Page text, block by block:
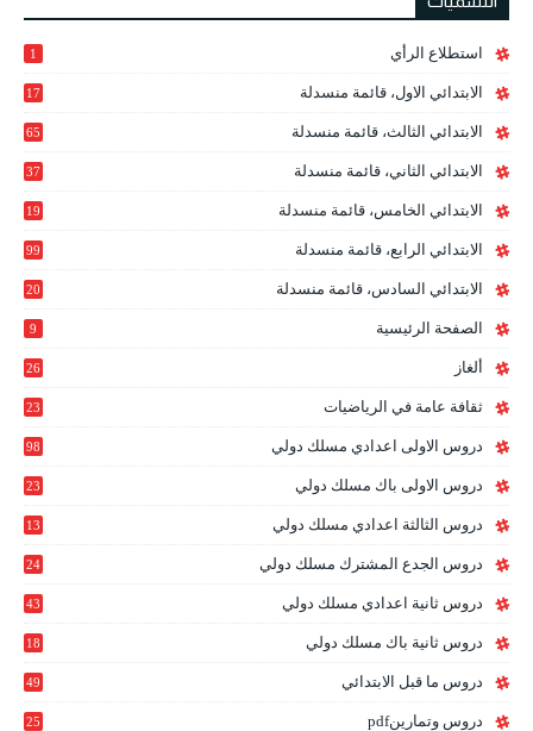
استطلاع الرأي 1
الابتدائي الاول، قائمة منسدلة 17
الابتدائي الثالث، قائمة منسدلة 65
الابتدائي الثاني، قائمة منسدلة 37
الابتدائي الخامس، قائمة منسدلة
19
الابتدائي الرابع، قائمة منسدلة 99
الابتدائي السادس، قائمة منسدلة
20
الصفحة الرئيسية 9
ألغاز 26
ثقافة عامة في الرياضيات 23
دروس الاولى اعدادي مسلك دولي 98
دروس الاولى باك مسلك دولي
23
دروس الثالثة اعدادي مسلك دولي
13
دروس الجدع المشترك مسلك دولي
24
دروس ثانية اعدادي مسلك دولي 43
دروس ثانية باك مسلك دولي
18
دروس ما قبل الابتدائي 49
دروس وتمارينpdf 25